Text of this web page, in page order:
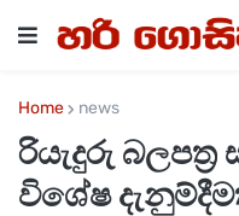
Home news
රියැදුරු
විශේෂ